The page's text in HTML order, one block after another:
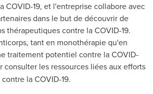
COVID-19, et l'entreprise collabore avec
dans le but de découvrir de
thérapeutiques contre la COVID-19.
tant en monothérapie qu'en
traitement potentiel contre la COVID-
consulter les ressources liées aux efforts
la COVID-19.